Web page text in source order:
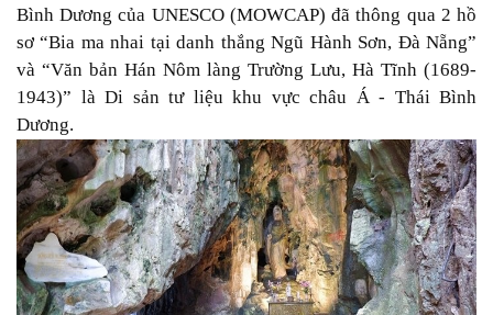
Bình Dương của UNESCO (MOWCAP) đã thông qua 2 hồ
sơ “Bia ma nhai tại danh thắng Ngũ Hành Sơn, Đà Nẵng”
và “Văn bản Hán Nôm làng Trường Lưu, Hà Tĩnh (1689-
1943)” là Di sản tư liệu khu vực châu Á - Thái Bình
Dương.